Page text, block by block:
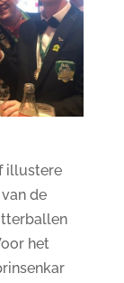
illustere
de
het